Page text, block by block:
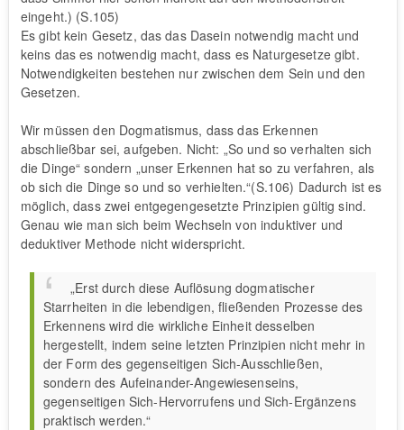
eingeht.) (S.105)
Es gibt kein Gesetz, das das Dasein notwendig macht und
keins das es notwendig macht, dass es Naturgesetze gibt.
Notwendigkeiten bestehen nur zwischen dem Sein und den
Gesetzen.
Wir müssen den Dogmatismus, dass das Erkennen
abschließbar sei, aufgeben. Nicht: „So und so verhalten sich
die Dinge“ sondern „unser Erkennen hat so zu verfahren, als
ob sich die Dinge so und so verhielten.“(S.106) Dadurch ist es
möglich, dass zwei entgegengesetzte Prinzipien gültig sind.
Genau wie man sich beim Wechseln von induktiver und
deduktiver Methode nicht widerspricht.
„Erst durch diese Auflösung dogmatischer
Starrheiten in die lebendigen, fließenden Prozesse des
Erkennens wird die wirkliche Einheit desselben
hergestellt, indem seine letzten Prinzipien nicht mehr in
der Form des gegenseitigen Sich-Ausschließen,
sondern des Aufeinander-Angewiesenseins,
gegenseitigen Sich-Hervorrufens und Sich-Ergänzens
praktisch werden.“